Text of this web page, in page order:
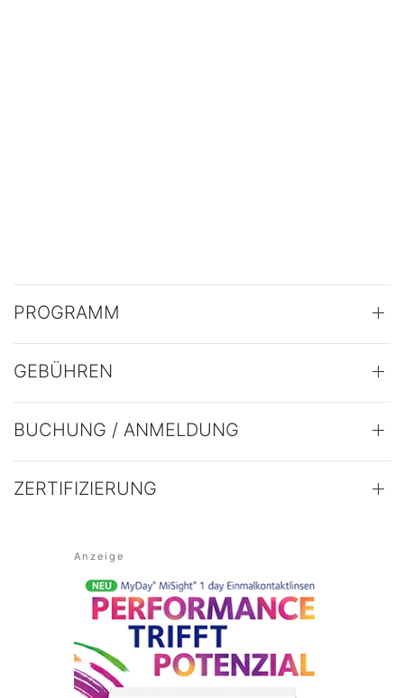
PROGRAMM
GEBÜHREN
BUCHUNG / ANMELDUNG
ZERTIFIZIERUNG